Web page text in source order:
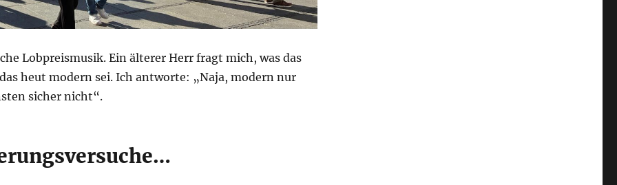
Lobpreismusik. Ein älterer Herr fragt mich, was das
heut modern sei. Ich antworte: „Naja, modern nur
sicher nicht“.